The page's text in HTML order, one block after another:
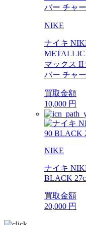
NIKE
ナイキ
METALLIC
マックス II
バー チャ
買取金額
10,000 円
NIKE
ナイキ
BLACK
買取金額
20,000 円